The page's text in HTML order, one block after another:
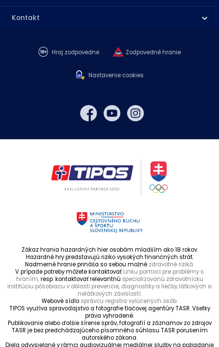
Kontakt
Hraj zodpovedne Zodpovedné hranie
Nastavenie cookies
Zákaz hrania hazardných hier osobám mladším ako 18 rokov.
Hazardné hry predstavujú riziko vysokých finančných strát.
Nadmerné hranie prináša so sebou možné zdravotné riziká.
V prípade potreby môžete kontaktovaťLinku pomoci pre problémy s
hraním,resp. kontaktovať relevantnú špecializovanú zdravotnícku
inštitúciu pôsobiacu v oblasti prevencie, diagnostiky a liečby látkových a
nelátkových závislostí.
Webové sídlo správcu registra vylúčených osôb.
TIPOS využíva spravodajstvo a fotografie tlačovej agentúry TASR. Všetky
práva vyhradené.
Publikovanie alebo ďalšie šírenie správ, fotografií a záznamov zo zdrojov
TASR je bez predchádzajúceho písomného súhlasu TASR porušením
autorského zákona.
Diela odvysielané v rámci audiovizuálnej mediálnej služby na požiadanie